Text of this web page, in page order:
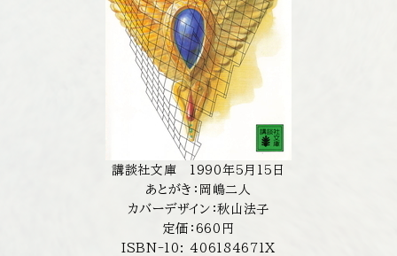
講談社文庫 1990年5月15日
あとがき：岡嶋二人
カバーデザイン：秋山法子
定価：660円
ISBN-10: 406184671X